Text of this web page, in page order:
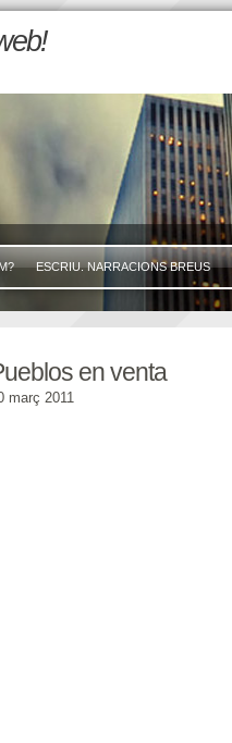
ESCRIU. NARRACIONS BREUS
en venta
març 2011